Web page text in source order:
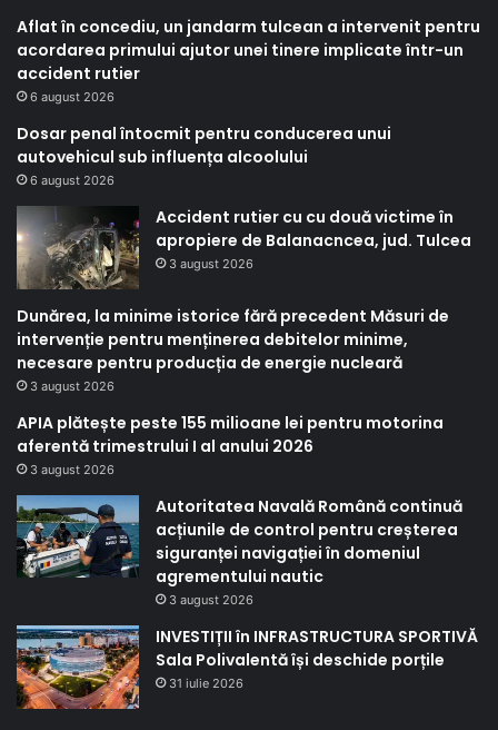
Aflat în concediu, un jandarm tulcean a intervenit pentru
acordarea primului ajutor unei tinere implicate într-un
accident rutier
6 august 2026
Dosar penal întocmit pentru conducerea unui
autovehicul sub influența alcoolului
6 august 2026
Accident rutier cu cu două victime în
apropiere de Balanacncea, jud. Tulcea
3 august 2026
Dunărea, la minime istorice fără precedent Măsuri de
intervenție pentru menținerea debitelor minime,
necesare pentru producția de energie nucleară
3 august 2026
APIA plătește peste 155 milioane lei pentru motorina
aferentă trimestrului I al anului 2026
3 august 2026
Autoritatea Navală Română continuă
acțiunile de control pentru creșterea
siguranței navigației în domeniul
agrementului nautic
3 august 2026
INVESTIȚII în INFRASTRUCTURA SPORTIVĂ
Sala Polivalentă își deschide porțile
31 iulie 2026